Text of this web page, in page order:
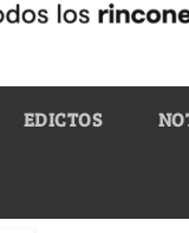
EDICTOS